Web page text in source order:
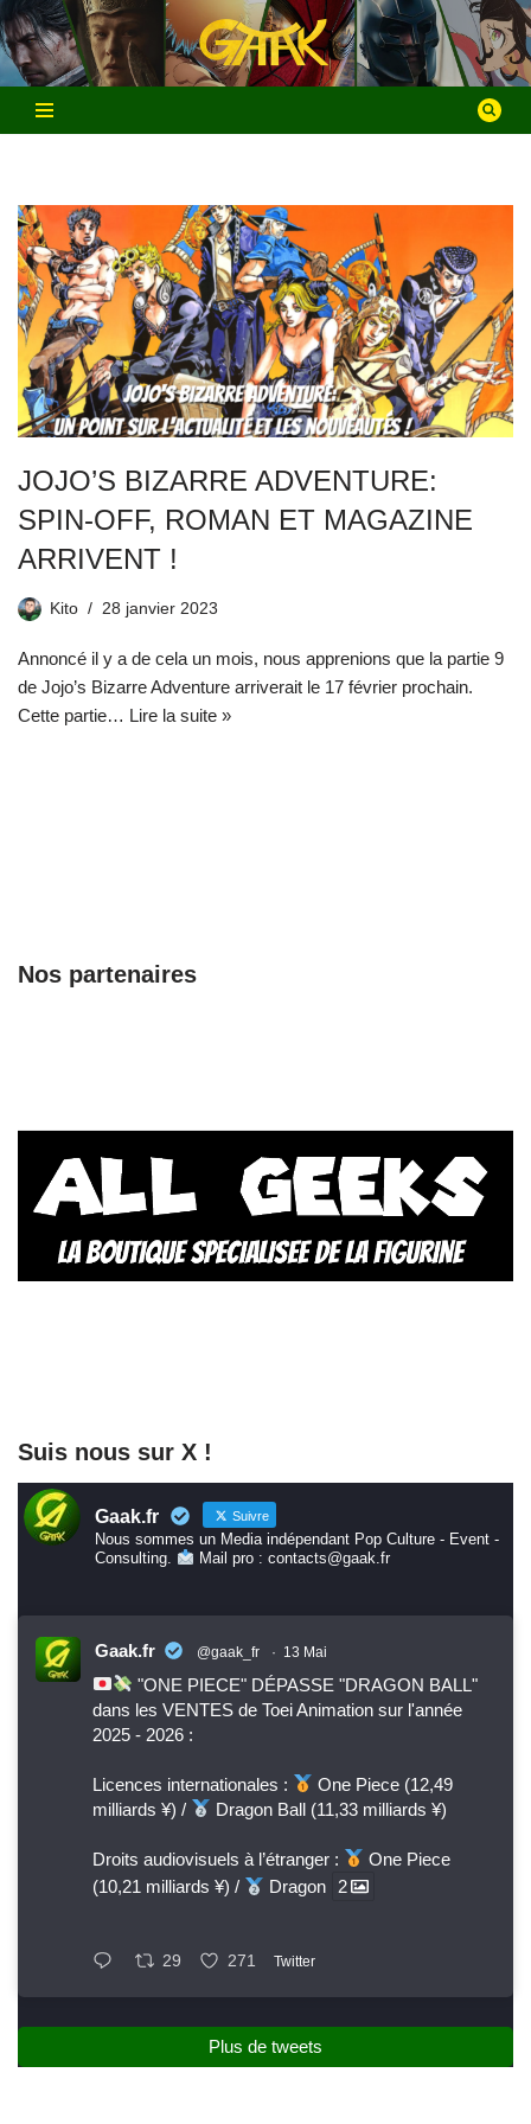
Aller
au
contenu
JOJO’S BIZARRE ADVENTURE:
SPIN-OFF, ROMAN ET MAGAZINE
ARRIVENT !
Kito 28 janvier 2023
Annoncé il y a de cela un mois, nous apprenions que la partie 9
de Jojo’s Bizarre Adventure arriverait le 17 février prochain.
Cette partie… Lire la suite »
Nos partenaires
Suis nous sur X !
Gaak.fr Suivre
Nous sommes un Media indépendant Pop Culture - Event -
Consulting.
Mail pro : contacts@gaak.fr
Gaak.fr @gaak_fr · 13 Mai
"ONE PIECE" DÉPASSE "DRAGON BALL"
dans les VENTES de Toei Animation sur l'année
2025 - 2026 :
Licences internationales :
One Piece (12,49
milliards ¥) /
Dragon Ball (11,33 milliards ¥)
Droits audiovisuels à l’étranger :
One Piece
(10,21 milliards ¥) /
Dragon 2
29 271 Twitter
Plus de tweets